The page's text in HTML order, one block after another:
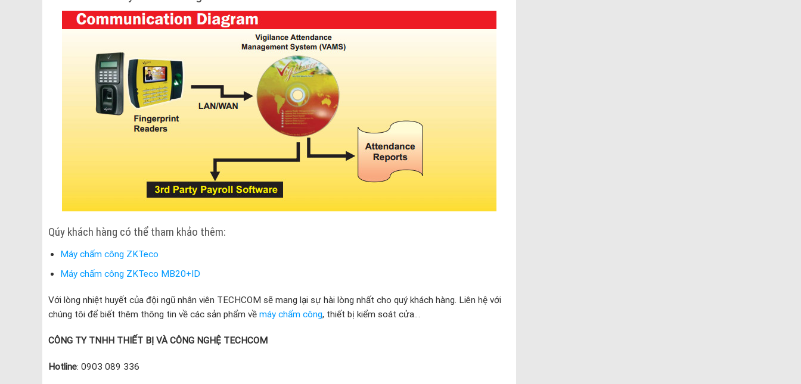
Qúy khách hàng có thể tham khảo thêm:
Máy chấm công ZKTeco
Máy chấm công ZKTeco MB20+ID
Với lòng nhiệt huyết của đội ngũ nhân viên TECHCOM sẽ mang lại sự hài lòng nhất cho quý khách hàng. Liên hệ với
chúng tôi để biết thêm thông tin về các sản phẩm về máy chấm công, thiết bị kiểm soát cửa…
CÔNG TY TNHH THIẾT BỊ VÀ CÔNG NGHỆ TECHCOM
Hotline: 0903 089 336